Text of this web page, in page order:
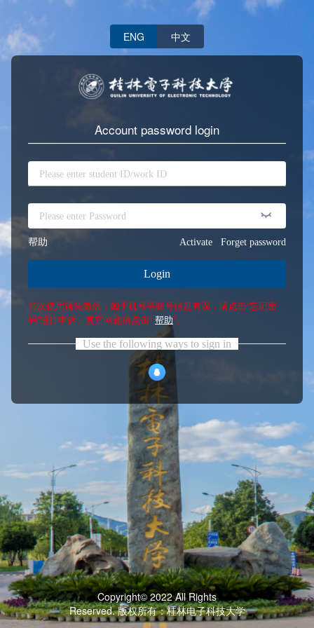
ENG 中文
Account password login
帮助 Activate Forget password
Login
首次使用请先激活；如手机号等账号信息有误，请点击“忘记密
码”进行申诉；其它问题请点击“ 帮助”。
Use the following ways to sign in
Copyright© 2022 All Rights
Reserved. 版权所有：桂林电子科技大学